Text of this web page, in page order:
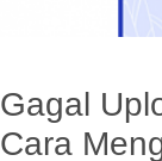
Gagal
Cara